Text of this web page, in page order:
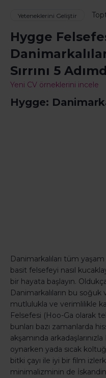
Yeteneklerini Geliştir
Hygge
Sırrını 5
Yeni CV örneklerini incele
Hygge:
Danimarkalıları tüm
basit felsefeyi nasıl
bir hayata başlayın.
Danimarkalıların bu
mutlulukla ve verimlilikle
Felsefesi (Hoo-Ga olarak
bunları bazı zamanlarda
akşamında
oynarken yada sıcak
bitki çayı ile iyi bir film
minimalizminin de